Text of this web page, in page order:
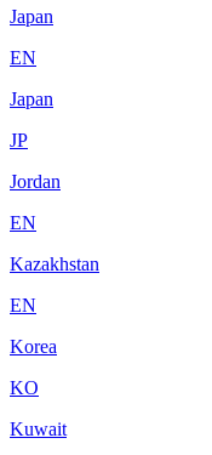
Japan
EN
Japan
JP
Jordan
EN
Kazakhstan
EN
Korea
KO
Kuwait